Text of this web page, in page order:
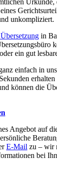
Urkunde,
unkompliziert.
in
ein gut
einfach in
können die
Angebot auf
E-Mail zu – wir
bei